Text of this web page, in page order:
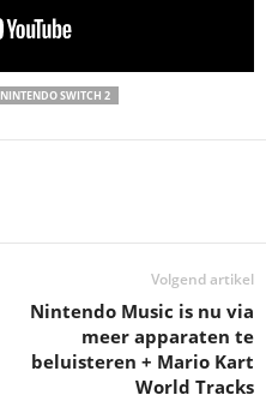
NINTENDO SWITCH 2
Volgend artikel
Nintendo Music is nu via
meer apparaten te
beluisteren + Mario Kart
World Tracks